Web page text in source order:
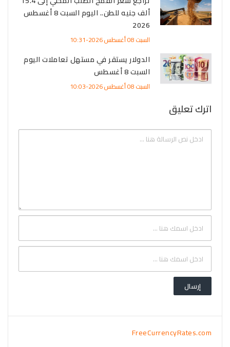
ألف جنيه للطن.. اليوم السبت 8 أغسطس
2026
السبت 08 أغسطس 2026-10:31
الدولار يستقر في مستهل تعاملات اليوم
السبت 8 أغسطس
السبت 08 أغسطس 2026-10:03
اترك تعليق
FreeCurrencyRates.com